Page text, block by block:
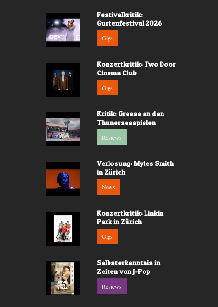
Festivalkritik:
Gurtenfestival 2026
Gigs
Konzertkritik: Two Door
Cinema Club
Gigs
Kritik: Grease an den
Thunerseespielen
Reviews
Verlosung: Myles Smith
in Zürich
News
Konzertkritik: Linkin
Park in Zürich
Gigs
Selbsterkenntnis in
Zeiten von J-Pop
Reviews